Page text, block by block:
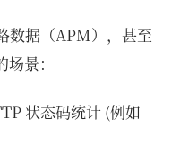
数据（APM），甚至
景：
状态码统计 (例如